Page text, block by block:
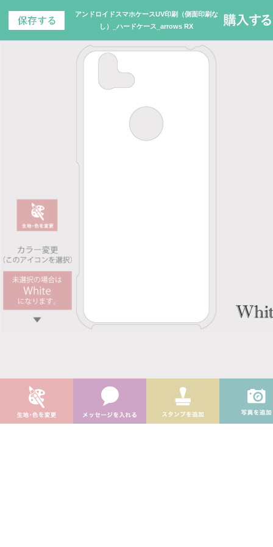
アンドロイドスマホケースUV印刷（側面印刷な
し）_ハードケース_arrows RX